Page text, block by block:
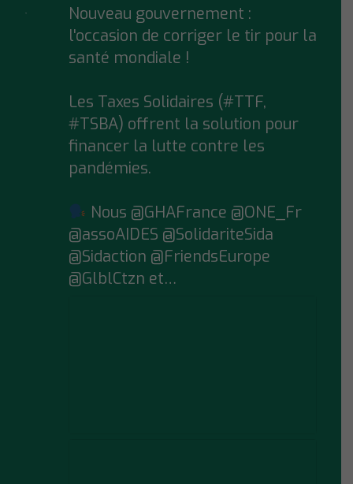
;
Nouveau gouvernement :
l'occasion de corriger le tir pour la
santé mondiale !
Les Taxes Solidaires (#TTF,
#TSBA) offrent la solution pour
financer la lutte contre les
pandémies.
Nous @GHAFrance @ONE_Fr
@assoAIDES @SolidariteSida
@Sidaction @FriendsEurope
@GlblCtzn et…